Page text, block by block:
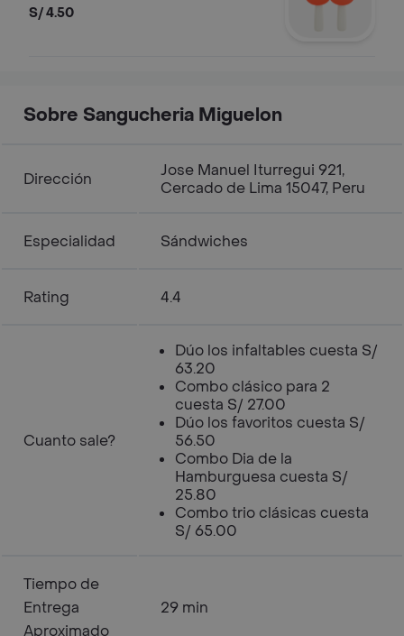
S/ 4.50
Sobre Sangucheria Miguelon
Dirección
Jose Manuel Iturregui 921,
Cercado de Lima 15047, Peru
Especialidad Sándwiches
Rating 4.4
Cuanto sale?
Dúo los infaltables cuesta S/
63.20
Combo clásico para 2
cuesta S/ 27.00
Dúo los favoritos cuesta S/
56.50
Combo Dia de la
Hamburguesa cuesta S/
25.80
Combo trio clásicas cuesta
S/ 65.00
Tiempo de
Entrega
Aproximado
29 min